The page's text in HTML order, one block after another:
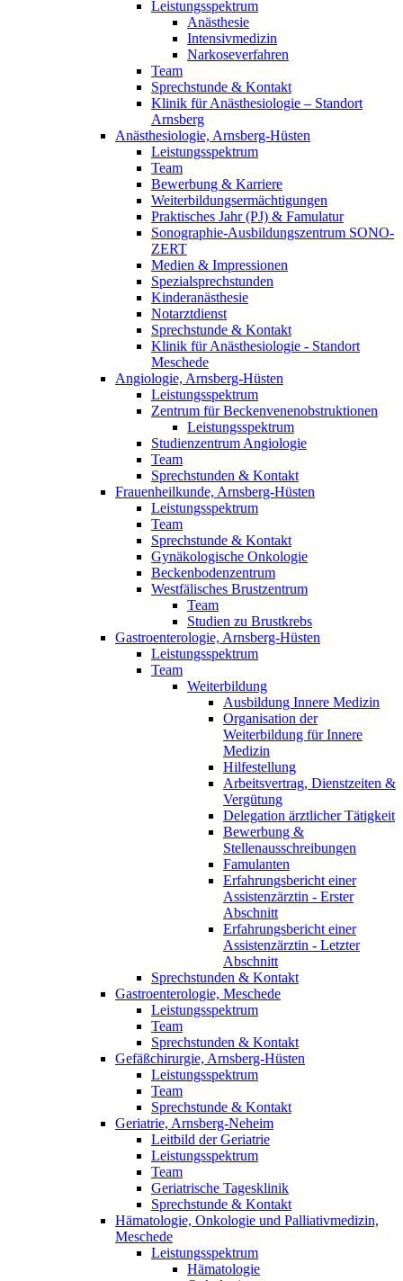
Leistungsspektrum
Anästhesie
Intensivmedizin
Narkoseverfahren
Team
Sprechstunde & Kontakt
Klinik für Anästhesiologie – Standort
Arnsberg
Anästhesiologie, Arnsberg-Hüsten
Leistungsspektrum
Team
Bewerbung & Karriere
Weiterbildungsermächtigungen
Praktisches Jahr (PJ) & Famulatur
Sonographie-Ausbildungszentrum SONO-
ZERT
Medien & Impressionen
Spezialsprechstunden
Kinderanästhesie
Notarztdienst
Sprechstunde & Kontakt
Klinik für Anästhesiologie - Standort
Meschede
Angiologie, Arnsberg-Hüsten
Leistungsspektrum
Zentrum für Beckenvenenobstruktionen
Leistungsspektrum
Studienzentrum Angiologie
Team
Sprechstunden & Kontakt
Frauenheilkunde, Arnsberg-Hüsten
Leistungsspektrum
Team
Sprechstunde & Kontakt
Gynäkologische Onkologie
Beckenbodenzentrum
Westfälisches Brustzentrum
Team
Studien zu Brustkrebs
Gastroenterologie, Arnsberg-Hüsten
Leistungsspektrum
Team
Weiterbildung
Ausbildung Innere Medizin
Organisation der
Weiterbildung für Innere
Medizin
Hilfestellung
Arbeitsvertrag, Dienstzeiten &
Vergütung
Delegation ärztlicher Tätigkeit
Bewerbung &
Stellenausschreibungen
Famulanten
Erfahrungsbericht einer
Assistenzärztin - Erster
Abschnitt
Erfahrungsbericht einer
Assistenzärztin - Letzter
Abschnitt
Sprechstunden & Kontakt
Gastroenterologie, Meschede
Leistungsspektrum
Team
Sprechstunden & Kontakt
Gefäßchirurgie, Arnsberg-Hüsten
Leistungsspektrum
Team
Sprechstunde & Kontakt
Geriatrie, Arnsberg-Neheim
Leitbild der Geriatrie
Leistungsspektrum
Team
Geriatrische Tagesklinik
Sprechstunde & Kontakt
Hämatologie, Onkologie und Palliativmedizin,
Meschede
Leistungsspektrum
Hämatologie